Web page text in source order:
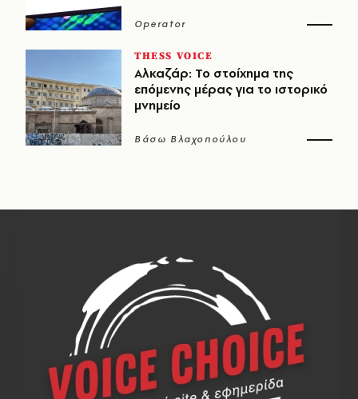
Operator
THESS VOICE
Αλκαζάρ: Το στοίχημα της
επόμενης μέρας για το ιστορικό
μνημείο
Βάσω Βλαχοπούλου